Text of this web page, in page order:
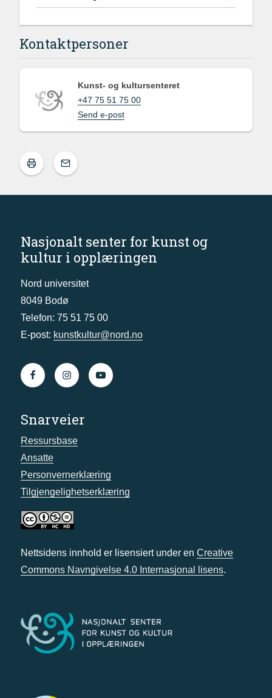
Kontaktpersoner
Kunst- og kultursenteret
+47 75 51 75 00
Send e-post
Nasjonalt senter for kunst og
kultur i opplæringen
Nord universitet
8049 Bodø
Telefon: 75 51 75 00
E-post: kunstkultur@nord.no
Snarveier
Ressursbase
Ansatte
Personvernerklæring
Tilgjengelighetserklæring
Nettsidens innhold er lisensiert under en Creative
Commons Navngivelse 4.0 Internasjonal lisens.